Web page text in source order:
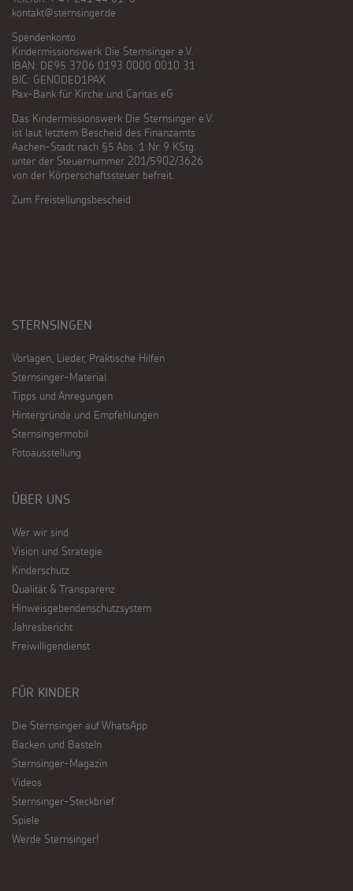
kontakt@sternsinger.de
Spendenkonto
Kindermissionswerk Die Sternsinger e.V.
IBAN: DE95 3706 0193 0000 0010 31
BIC: GENODED1PAX
Pax-Bank für Kirche und Caritas eG
Das Kindermissionswerk Die Sternsinger e.V.
ist laut letztem Bescheid des Finanzamts
Aachen-Stadt nach §5 Abs. 1 Nr. 9 KStg.
unter der Steuernummer 201/5902/3626
von der Körperschaftssteuer befreit.
Zum Freistellungsbescheid
STERNSINGEN
Vorlagen, Lieder, Praktische Hilfen
Sternsinger-Material
Tipps und Anregungen
Hintergründe und Empfehlungen
Sternsingermobil
Fotoausstellung
ÜBER UNS
Wer wir sind
Vision und Strategie
Kinderschutz
Qualität & Transparenz
Hinweisgebendenschutzsystem
Jahresbericht
Freiwilligendienst
FÜR KINDER
Die Sternsinger auf WhatsApp
Backen und Basteln
Sternsinger-Magazin
Videos
Sternsinger-Steckbrief
Spiele
Werde Sternsinger!